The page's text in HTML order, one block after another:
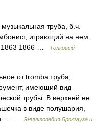
труба, б.ч.
играющий на нем.
1863 1866 …
Толковый
от tromba труба;
имеющий вид
трубы. В верхней ее
в виде полушария,
…
Энциклопедия Брокгауза и